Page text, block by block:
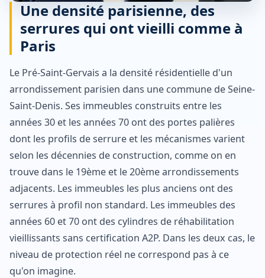
Une densité parisienne, des
serrures qui ont vieilli comme à
Paris
Le Pré-Saint-Gervais a la densité résidentielle d'un
arrondissement parisien dans une commune de Seine-
Saint-Denis. Ses immeubles construits entre les
années 30 et les années 70 ont des portes palières
dont les profils de serrure et les mécanismes varient
selon les décennies de construction, comme on en
trouve dans le 19ème et le 20ème arrondissements
adjacents. Les immeubles les plus anciens ont des
serrures à profil non standard. Les immeubles des
années 60 et 70 ont des cylindres de réhabilitation
vieillissants sans certification A2P. Dans les deux cas, le
niveau de protection réel ne correspond pas à ce
qu'on imagine.